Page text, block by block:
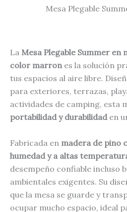
Mesa Plegable
La Mesa Plegable Summer
color marrones la solución
tus espacios al aire libre.
para exteriores, terrazas,
actividades de camping, esta
portabilidad y durabilidaden
Fabricada en madera de pino
humedad y a altas
desempeño confiable incluso
ambientales exigentes. Su
que la mesa se guarde y
ocupar mucho espacio, ideal